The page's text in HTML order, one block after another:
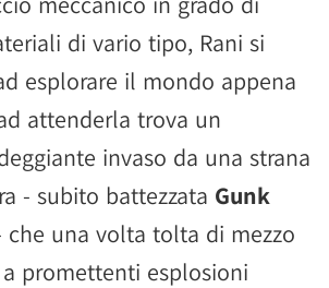
di vario tipo, Rani si
esplorare il mondo appena
attenderla trova un
invaso da una strana
- subito battezzata Gunk
che una volta tolta di mezzo
promettenti esplosioni